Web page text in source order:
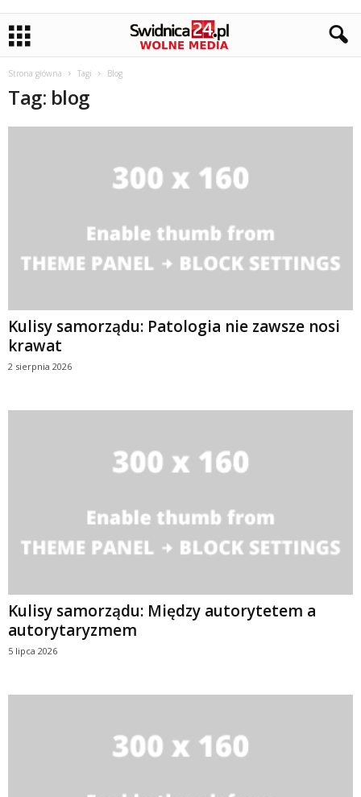
Strona główna Tagi Blog
Tag: blog
Kulisy samorządu: Patologia nie zawsze nosi
krawat
2 sierpnia 2026
Kulisy samorządu: Między autorytetem a
autorytaryzmem
5 lipca 2026